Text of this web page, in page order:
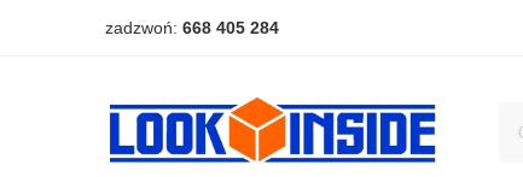
zadzwoń: 668 405 284